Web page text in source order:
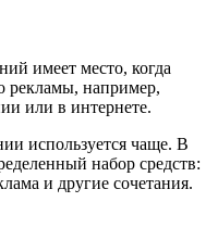
имеет место, когда
рекламы, например,
или в интернете.
используется чаще. В
набор средств:
и другие сочетания.